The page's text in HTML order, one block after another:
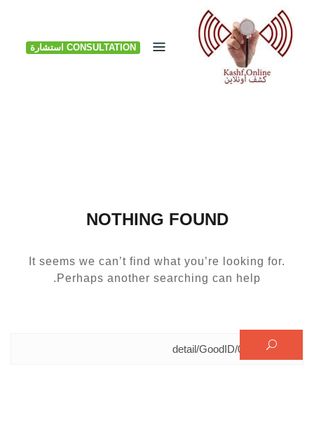
Skip
content
CONSULTATION استشارة
NOTHING FOUND
It seems we can’t find what you’re looking for.
Perhaps another searching can help.
البحث عن: